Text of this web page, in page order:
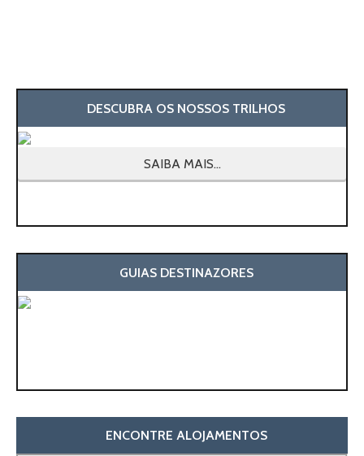
DESCUBRA OS NOSSOS TRILHOS
SAIBA MAIS...
GUIAS DESTINAZORES
ENCONTRE ALOJAMENTOS